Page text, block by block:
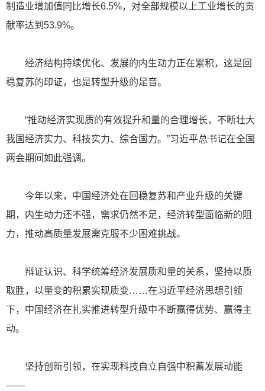
制造业增加值同比增长6.5%，对全部规模以上工业增长的贡
献率达到53.9%。
经济结构持续优化、发展的内生动力正在累积，这是回
稳复苏的印证，也是转型升级的足音。
“推动经济实现质的有效提升和量的合理增长，不断壮大
我国经济实力、科技实力、综合国力。”习近平总书记在全国
两会期间如此强调。
今年以来，中国经济处在回稳复苏和产业升级的关键
期，内生动力还不强，需求仍然不足，经济转型面临新的阻
力，推动高质量发展需克服不少困难挑战。
辩证认识、科学统筹经济发展质和量的关系，坚持以质
取胜，以量变的积累实现质变……在习近平经济思想引领
下，中国经济在扎实推进转型升级中不断赢得优势、赢得主
动。
坚持创新引领，在实现科技自立自强中积蓄发展动能
——